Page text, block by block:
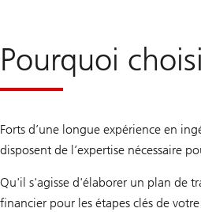
Pourquoi
Forts d’une longue expérience en
disposent de l’expertise nécessaire
Qu'il s'agisse d'élaborer un plan de
financier pour les étapes clés de